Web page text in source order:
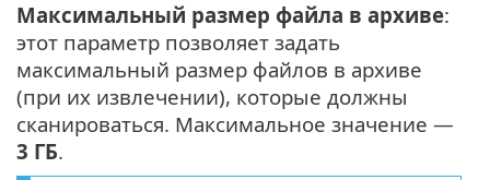
Максимальный размер файла в архиве:
этот параметр позволяет задать
максимальный размер файлов в архиве
(при их извлечении), которые должны
сканироваться. Максимальное значение —
3 ГБ.